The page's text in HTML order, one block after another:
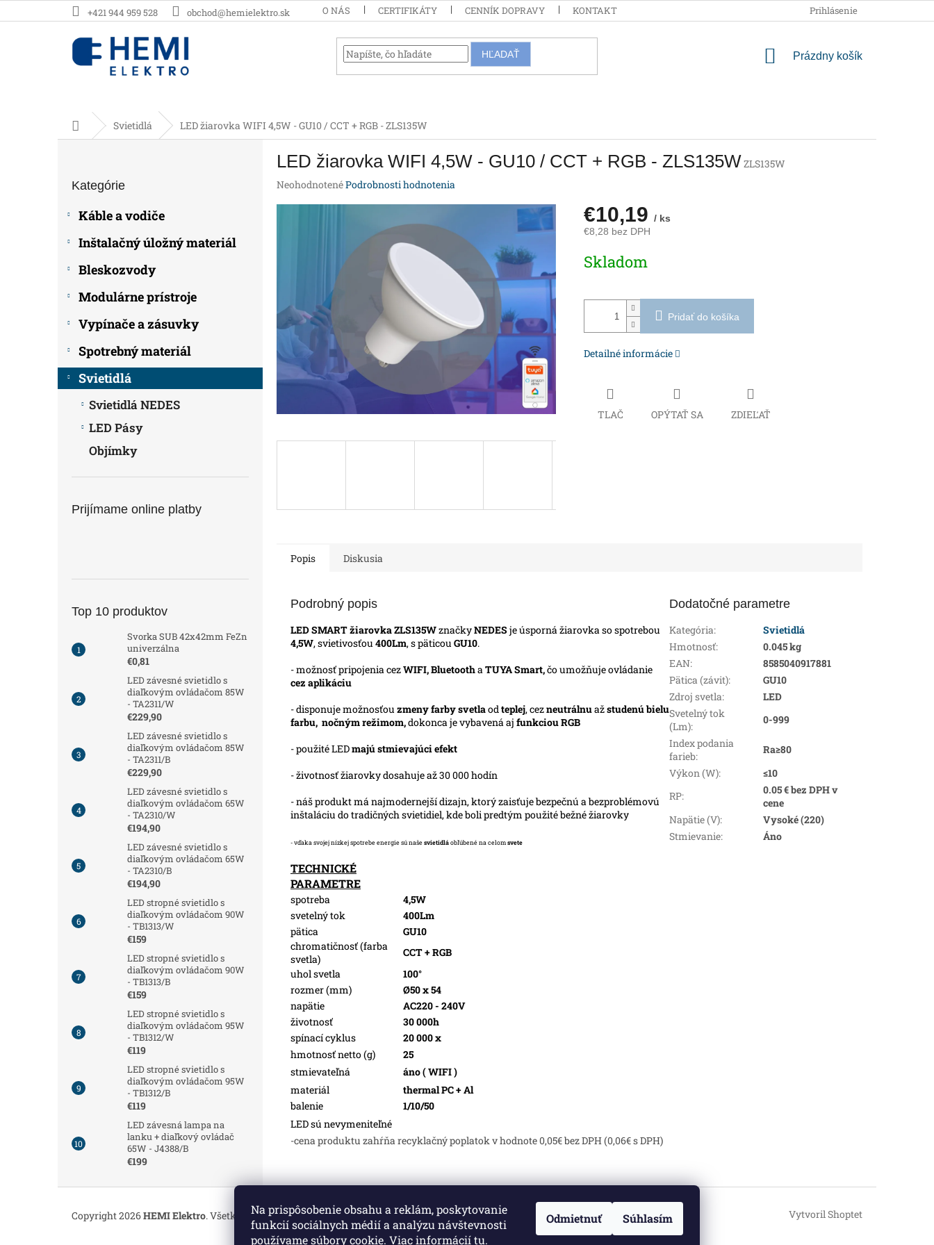
Na prispôsobenie obsahu a reklám, poskytovanie
funkcií sociálnych médií a analýzu návštevnosti
používame súbory cookie. Viac informáciítu.
Odmietnuť Súhlasím
na
+421 944 959 528 obchod@hemielektro.sk O NÁS CERTIFIKÁTY CENNÍK DOPRAVY KONTAKT PODMIENKY OCHRANY
Prihlásenie
HĽADAŤ
NÁKUPNÝ
Prázdny košík
DomovSvietidlá LED žiarovka WIFI 4,5W - GU10 / CCT + RGB - ZLS135W
kategórie
Kategórie
Káble a vodiče
Inštalačný úložný materiál
Bleskozvody
Modulárne prístroje
Vypínače a zásuvky
Spotrebný materiál
Svietidlá
Svietidlá NEDES
LED Pásy
Objímky
Prijímame online platby
Top 10 produktov
Svorka SUB 42x42mm FeZn
univerzálna
€0,81
LED závesné svietidlo s
diaľkovým ovládačom 85W
- TA2311/W
€229,90
LED závesné svietidlo s
diaľkovým ovládačom 85W
- TA2311/B
€229,90
LED závesné svietidlo s
diaľkovým ovládačom 65W
- TA2310/W
€194,90
LED závesné svietidlo s
diaľkovým ovládačom 65W
- TA2310/B
€194,90
LED stropné svietidlo s
diaľkovým ovládačom 90W
- TB1313/W
€159
LED stropné svietidlo s
diaľkovým ovládačom 90W
- TB1313/B
€159
LED stropné svietidlo s
diaľkovým ovládačom 95W
- TB1312/W
€119
LED stropné svietidlo s
diaľkovým ovládačom 95W
- TB1312/B
€119
LED závesná lampa na
lanku + diaľkový ovládač
65W - J4388/B
€199
LED žiarovka WIFI 4,5W - GU10 / CCT + RGB - ZLS135WZLS135W
Priemerné
NeohodnotenéPodrobnosti hodnotenia
€10,19 / ks
€8,28 bez DPH
cena:
Skladom
Pridať do košíka
Detailné informácie
TLAČ OPÝTAŤ SA ZDIEĽAŤ
Popis Diskusia
Podrobný popis
LED SMART žiarovka ZLS135WznačkyNEDES je úsporná žiarovka so spotrebou
4,5W, svietivosťou 400Lm, s päticou GU10.
- možnosť pripojenia cezWIFI, Bluetootha TUYA Smart,čo umožňuje ovládanie
cez aplikáciu
- disponuje možnosťou zmeny farby svetlaod teplej, cezneutrálnuažstudenúbielu
farbu, nočným režimom,dokonca je vybavená aj funkciou RGB
- použité LEDmajú stmievajúci efekt
- životnosť žiarovky dosahuje až 30 000 hodín
- náš produkt má najmodernejší dizajn, ktorý zaisťuje bezpečnú a bezproblémovú
inštaláciu do tradičných svietidiel, kde boli predtým použité bežné žiarovky
- vďaka svojej nízkej spotrebe energie sú našesvietidláobľúbené na celomsvete
TECHNICKÉ
PARAMETRE
spotreba
4,5W
svetelný tok
400Lm
pätica
GU10
chromatičnosť (farba
svetla)
CCT + RGB
uhol svetla
100°
rozmer (mm)
Ø50 x 54
napätie
AC220 - 240V
životnosť
30 000h
spínací cyklus
20 000 x
hmotnosť netto (g)
25
stmievateľná
áno ( WIFI )
materiál
thermal PC + Al
balenie
1/10/50
LED sú nevymeniteľné
-cena produktu zahŕňa recyklačný poplatok v hodnote 0,05€ bez DPH (0,06€ s DPH)
Dodatočné parametre
Kategória:
Svietidlá
Hmotnosť:
0.045 kg
EAN:
8585040917881
Pätica (závit):
GU10
Zdroj svetla:
LED
Svetelný tok
(Lm):
0-999
Index podania
farieb:
Ra≥80
Výkon (W):
≤10
RP:
0.05 € bez DPH v
cene
Napätie (V):
Vysoké (220)
Stmievanie: Áno
Vytvoril Shoptet
Copyright 2026HEMI Elektro. Všetky práva vyhradené.Upraviť nastavenie cookies